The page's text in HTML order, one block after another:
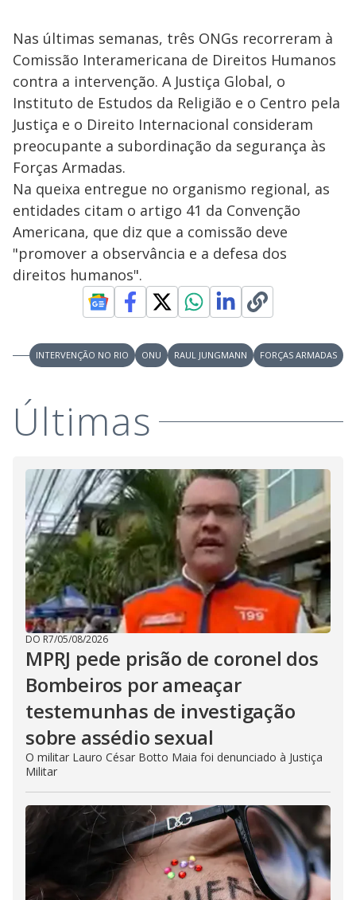
Nas últimas semanas, três ONGs recorreram à
Comissão Interamericana de Direitos Humanos
contra a intervenção. A Justiça Global, o
Instituto de Estudos da Religião e o Centro pela
Justiça e o Direito Internacional consideram
preocupante a subordinação da segurança às
Forças Armadas.
Na queixa entregue no organismo regional, as
entidades citam o artigo 41 da Convenção
Americana, que diz que a comissão deve
"promover a observância e a defesa dos
direitos humanos".
INTERVENÇÃO NO RIO ONU RAUL JUNGMANN FORÇAS ARMADAS
Últimas
DO R7/05/08/2026
MPRJ pede prisão de coronel dos
Bombeiros por ameaçar
testemunhas de investigação
sobre assédio sexual
O militar Lauro César Botto Maia foi denunciado à Justiça
Militar